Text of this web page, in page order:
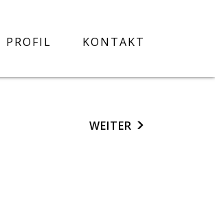
PROFIL KONTAKT
WEITER